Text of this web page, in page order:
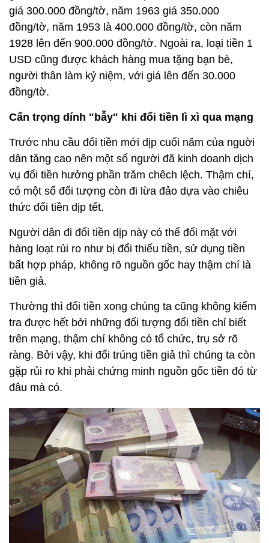
giá 300.000 đồng/tờ, năm 1963 giá 350.000
đồng/tờ, năm 1953 là 400.000 đồng/tờ, còn năm
1928 lên đến 900.000 đồng/tờ. Ngoài ra, loại tiền 1
USD cũng được khách hàng mua tặng bạn bè,
người thân làm kỷ niệm, với giá lên đến 30.000
đồng/tờ.
Cẩn trọng dính "bẫy" khi đổi tiền lì xì qua mạng
Trước nhu cầu đổi tiền mới dịp cuối năm của nguời
dân tăng cao nên một số người đã kinh doanh dịch
vụ đổi tiền hưởng phần trăm chêch lệch. Thậm chí,
có một số đối tượng còn đi lừa đảo dựa vào chiêu
thức đổi tiền dịp tết.
Người dân đi đổi tiền dịp này có thể đối mặt với
hàng loạt rủi ro như bị đổi thiếu tiền, sử dụng tiền
bất hợp pháp, không rõ nguồn gốc hay thậm chí là
tiền giả.
Thường thì đổi tiền xong chúng ta cũng không kiểm
tra được hết bởi những đối tượng đổi tiền chỉ biết
trên mạng, thậm chí không có tổ chức, trụ sở rõ
ràng. Bởi vậy, khi đổi trúng tiền giả thì chúng ta còn
gặp rủi ro khi phải chứng minh nguồn gốc tiền đó từ
đâu mà có.